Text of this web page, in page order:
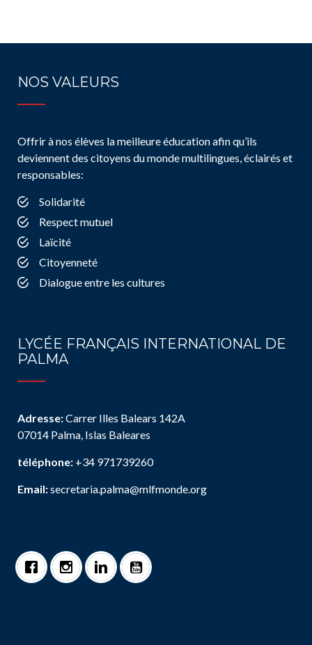
NOS VALEURS
Offrir à nos élèves la meilleure éducation afin qu’ils
deviennent des citoyens du monde multilingues, éclairés et
responsables:
Solidarité
Respect mutuel
Laïcité
Citoyenneté
Dialogue entre les cultures
LYCÉE FRANÇAIS INTERNATIONAL DE
PALMA
Adresse:Carrer Illes Balears 142A
07014 Palma, Islas Baleares
téléphone: +34 971739260
Email:secretaria.palma@mlfmonde.org